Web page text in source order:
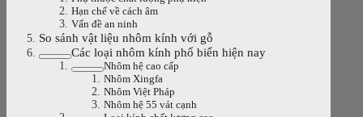
Hạn chế về cách âm
Vấn đề an ninh
So sánh vật liệu nhôm kính với gỗ
Các loại nhôm kính phổ biến hiện nay
Nhôm hệ cao cấp
Nhôm Xingfa
Nhôm Việt Pháp
Nhôm hệ 55 vát cạnh